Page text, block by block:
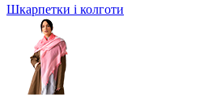
Шкарпетки і колготи